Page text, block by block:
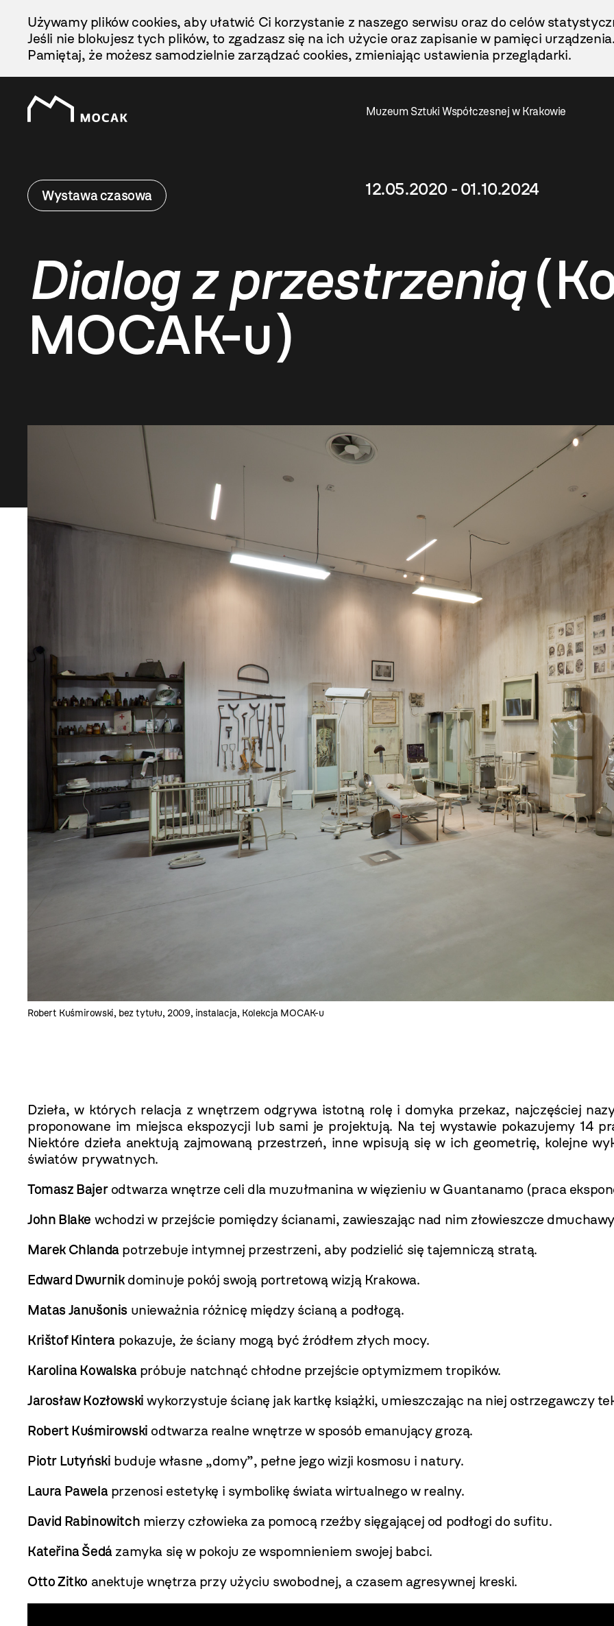
Treści
Używamy plików cookies, aby ułatwić Ci korzystanie z naszego serwisu oraz do celów
Jeśli nie blokujesz tych plików, to zgadzasz się na ich użycie oraz zapisanie w pamięci
Pamiętaj, że możesz samodzielnie zarządzać cookies, zmieniając ustawienia przeglądarki.
Muzeum Sztuki Współczesnej w Krakowie
Wystawa czasowa 12.05.2020 - 01.10.2024
Dialog z przestrzenią
MOCAK-u)
Robert Kuśmirowski, bez tytułu, 2009, instalacja, Kolekcja MOCAK-u
Dzieła, w których relacja z wnętrzem odgrywa istotną rolę i domyka przekaz, najczęściej
proponowane im miejsca ekspozycji lub sami je projektują. Na tej wystawie pokazujemy 14
Niektóre dzieła anektują zajmowaną przestrzeń, inne wpisują się w ich geometrię, kolejne
światów prywatnych.
Tomasz Bajerodtwarza wnętrze celi dla muzułmanina w więzieniu w Guantanamo (praca
John Blake wchodzi w przejście pomiędzy ścianami, zawieszając nad nim złowieszcze
Marek Chlandapotrzebuje intymnej przestrzeni, aby podzielić się tajemniczą stratą.
Edward Dwurnikdominuje pokój swoją portretową wizją Krakowa.
Matas Janušonis unieważnia różnicę między ścianą a podłogą.
Krištof Kintera pokazuje, że ściany mogą być źródłem złych mocy.
Karolina Kowalskapróbuje natchnąć chłodne przejście optymizmem tropików.
Jarosław Kozłowski wykorzystuje ścianę jak kartkę książki, umieszczając na niej ostrzegawczy
Robert Kuśmirowski odtwarza realne wnętrze w sposób emanujący grozą.
Piotr Lutyński buduje własne „domy”, pełne jego wizji kosmosu i natury.
Laura Pawelaprzenosi estetykę i symbolikę świata wirtualnego w realny.
David Rabinowitch mierzy człowieka za pomocą rzeźby sięgającej od podłogi do sufitu.
Kateřina Šedázamyka się w pokoju ze wspomnieniem swojej babci.
Otto Zitko anektuje wnętrza przy użyciu swobodnej, a czasem agresywnej kreski.